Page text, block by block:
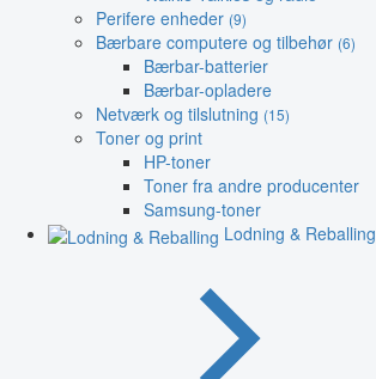
Perifere enheder (9)
Bærbare computere og tilbehør (6)
Bærbar-batterier
Bærbar-opladere
Netværk og tilslutning (15)
Toner og print
HP-toner
Toner fra andre producenter
Samsung-toner
Lodning & Reballing